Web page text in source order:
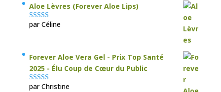
Aloe Lèvres (Forever Aloe Lips)
Note5sur 5
par Céline
Forever Aloe Vera Gel - Prix Top Santé
2025 - Élu Coup de Cœur du Public
Note5sur 5
par Christine